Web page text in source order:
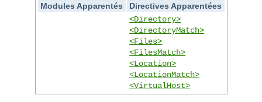
Modules Apparentés
Directives Apparentées
<Directory>
<DirectoryMatch>
<Files>
<FilesMatch>
<Location>
<LocationMatch>
<VirtualHost>